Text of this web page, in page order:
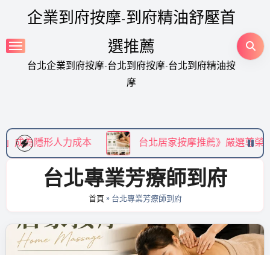
content
企業到府按摩-到府精油舒壓首
選推薦
台北企業到府按摩-台北到府按摩-台北到府精油按
摩
力成本 台北居家按摩推薦》嚴選尊榮到府精油
台北專業芳療師到府
首頁 » 台北專業芳療師到府